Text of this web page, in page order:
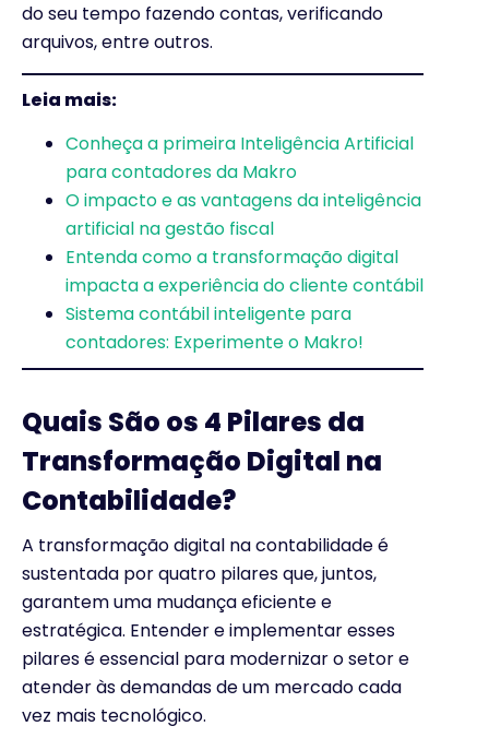
do seu tempo fazendo contas, verificando
arquivos, entre outros.
Leia mais:
Conheça a primeira Inteligência Artificial
para contadores da Makro
O impacto e as vantagens da inteligência
artificial na gestão fiscal
Entenda como a transformação digital
impacta a experiência do cliente contábil
Sistema contábil inteligente para
contadores: Experimente o Makro!
Quais São os 4 Pilares da
Transformação Digital na
Contabilidade?
A transformação digital na contabilidade é
sustentada por quatro pilares que, juntos,
garantem uma mudança eficiente e
estratégica. Entender e implementar esses
pilares é essencial para modernizar o setor e
atender às demandas de um mercado cada
vez mais tecnológico.